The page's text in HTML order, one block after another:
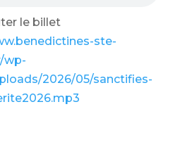
le billet
ste-
wp-
2026/05/sanctifies-